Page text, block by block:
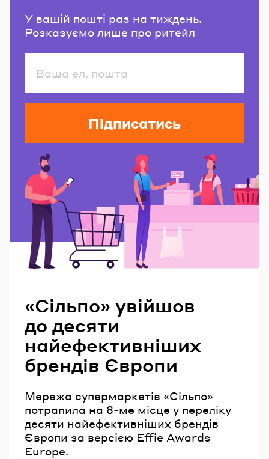
У вашій пошті раз на тиждень.
Розказуємо лише про ритейл
Підписатись
«Сільпо» увійшов
до десяти
найефективніших
брендів Європи
Мережа супермаркетів «Сільпо»
потрапила на 8-ме місце у переліку
десяти найефективніших брендів
Європи за версією Effie Awards
Europe.